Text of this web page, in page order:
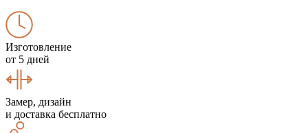
Изготовление
от 5 дней
Замер, дизайн
и доставка бесплатно